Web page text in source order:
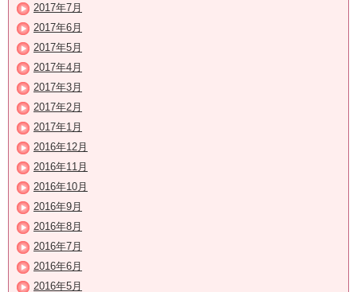
2017年7月
2017年6月
2017年5月
2017年4月
2017年3月
2017年2月
2017年1月
2016年12月
2016年11月
2016年10月
2016年9月
2016年8月
2016年7月
2016年6月
2016年5月